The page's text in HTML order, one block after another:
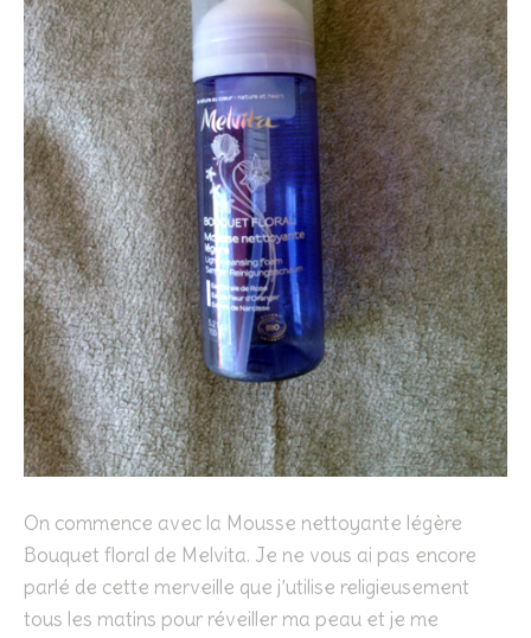
On commence avec la Mousse nettoyante légère
Bouquet floral de Melvita. Je ne vous ai pas encore
parlé de cette merveille que j’utilise religieusement
tous les matins pour réveiller ma peau et je me